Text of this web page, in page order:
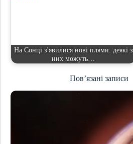
На Сонці з'явилися нові плями: деякі з
них можуть…
Пов’язані записи